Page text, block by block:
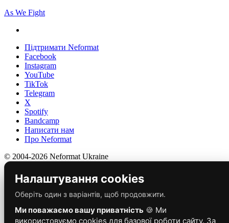
As We Fight
Підтримати Neformat
Facebook
Instagram
YouTube
TikTok
Telegram
X
Spotify
Bandcamp
Написати нам
Про Neformat
© 2004-2026 Neformat Ukraine
Налаштування cookies
Оберіть один з варіантів, щоб продовжити.
Ми поважаємо вашу приватність 🍪 Ми
використовуємо cookies для базової роботи сайту. За